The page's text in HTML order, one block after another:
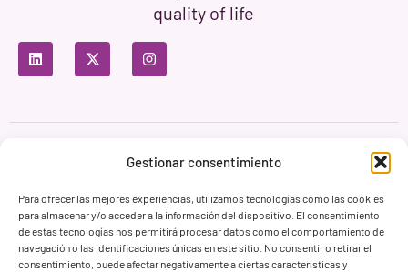
Gestionar consentimiento
Para ofrecer las mejores experiencias, utilizamos tecnologías como las cookies
para almacenar y/o acceder a la información del dispositivo. El consentimiento
de estas tecnologías nos permitirá procesar datos como el comportamiento de
navegación o las identificaciones únicas en este sitio. No consentir o retirar el
consentimiento, puede afectar negativamente a ciertas características y
quality of life
Privacy Policy Terms of Use
Cookie Policy